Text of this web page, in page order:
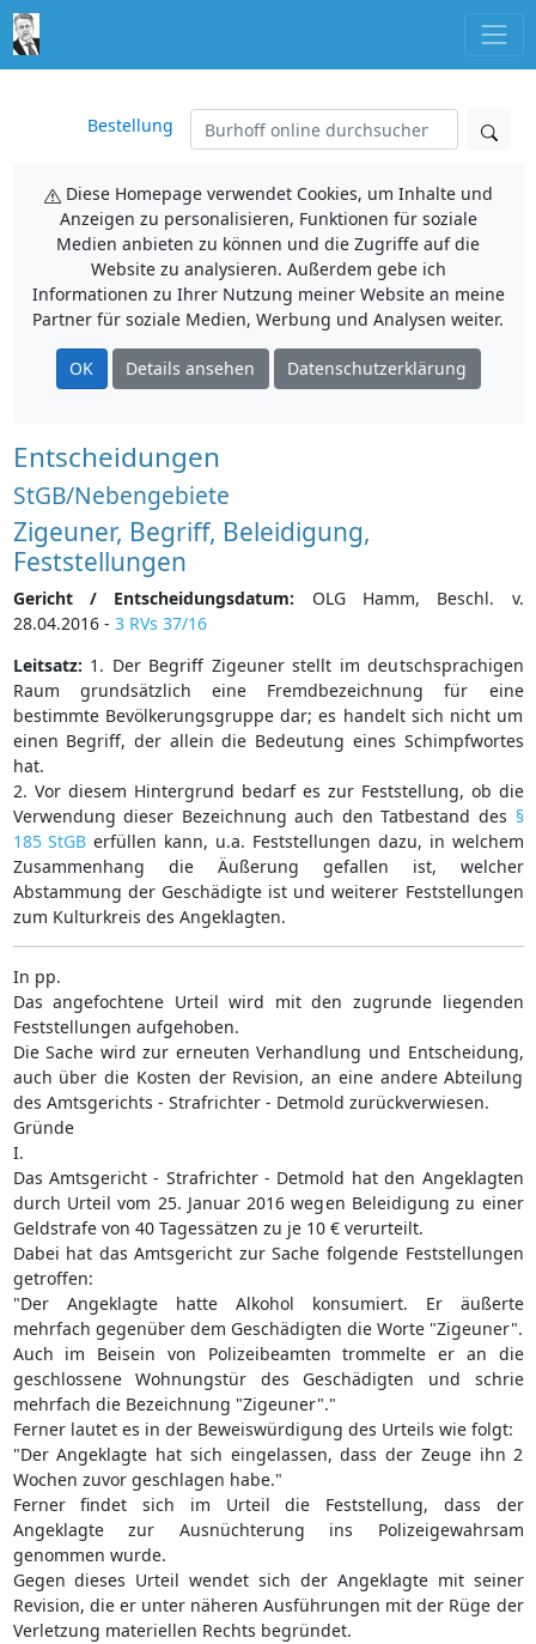
Bestellung
Diese Homepage verwendet Cookies, um Inhalte und
Anzeigen zu personalisieren, Funktionen für soziale
Medien anbieten zu können und die Zugriffe auf die
Website zu analysieren. Außerdem gebe ich
Informationen zu Ihrer Nutzung meiner Website an meine
Partner für soziale Medien, Werbung und Analysen weiter.
OK Details ansehen Datenschutzerklärung
Entscheidungen
StGB/Nebengebiete
Zigeuner, Begriff, Beleidigung,
Feststellungen
Gericht / Entscheidungsdatum: OLG Hamm, Beschl. v.
28.04.2016 - 3 RVs 37/16
Leitsatz: 1. Der Begriff Zigeuner stellt im deutschsprachigen
Raum grundsätzlich eine Fremdbezeichnung für eine
bestimmte Bevölkerungsgruppe dar; es handelt sich nicht um
einen Begriff, der allein die Bedeutung eines Schimpfwortes
hat.
2. Vor diesem Hintergrund bedarf es zur Feststellung, ob die
Verwendung dieser Bezeichnung auch den Tatbestand des §
185 StGB erfüllen kann, u.a. Feststellungen dazu, in welchem
Zusammenhang die Äußerung gefallen ist, welcher
Abstammung der Geschädigte ist und weiterer Feststellungen
zum Kulturkreis des Angeklagten.
In pp.
Das angefochtene Urteil wird mit den zugrunde liegenden
Feststellungen aufgehoben.
Die Sache wird zur erneuten Verhandlung und Entscheidung,
auch über die Kosten der Revision, an eine andere Abteilung
des Amtsgerichts - Strafrichter - Detmold zurückverwiesen.
Gründe
I.
Das Amtsgericht - Strafrichter - Detmold hat den Angeklagten
durch Urteil vom 25. Januar 2016 wegen Beleidigung zu einer
Geldstrafe von 40 Tagessätzen zu je 10 € verurteilt.
Dabei hat das Amtsgericht zur Sache folgende Feststellungen
getroffen:
"Der Angeklagte hatte Alkohol konsumiert. Er äußerte
mehrfach gegenüber dem Geschädigten die Worte "Zigeuner".
Auch im Beisein von Polizeibeamten trommelte er an die
geschlossene Wohnungstür des Geschädigten und schrie
mehrfach die Bezeichnung "Zigeuner"."
Ferner lautet es in der Beweiswürdigung des Urteils wie folgt:
"Der Angeklagte hat sich eingelassen, dass der Zeuge ihn 2
Wochen zuvor geschlagen habe."
Ferner findet sich im Urteil die Feststellung, dass der
Angeklagte zur Ausnüchterung ins Polizeigewahrsam
genommen wurde.
Gegen dieses Urteil wendet sich der Angeklagte mit seiner
Revision, die er unter näheren Ausführungen mit der Rüge der
Verletzung materiellen Rechts begründet.